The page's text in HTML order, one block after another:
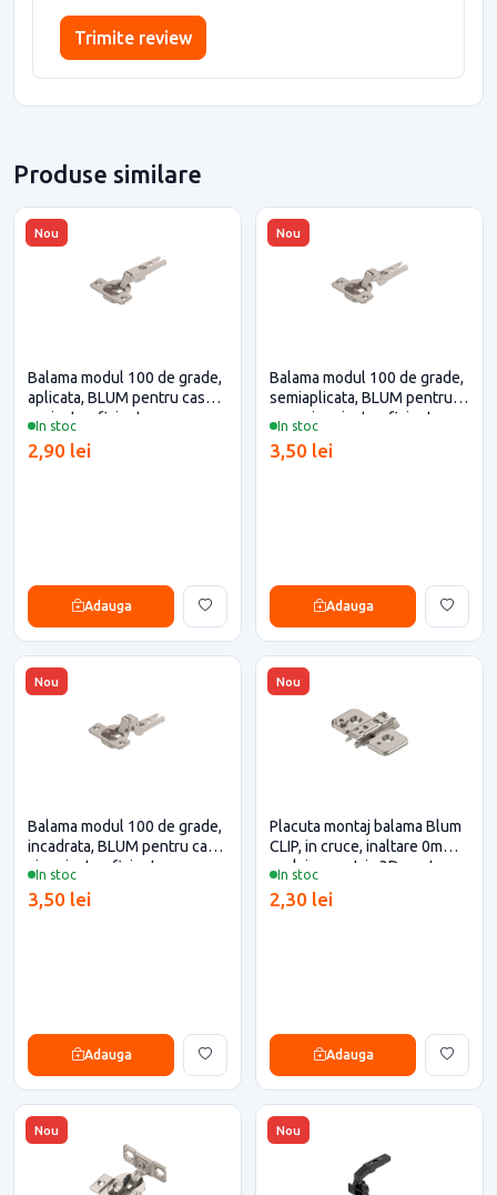
Trimite review
Produse similare
Nou
In stoc
Balama modul 100 de grade,
aplicata, BLUM pentru casa si
proiecte eficiente
2,90 lei
Adauga
Nou
In stoc
Balama modul 100 de grade,
semiaplicata, BLUM pentru
casa si proiecte eficiente
3,50 lei
Adauga
Nou
In stoc
Balama modul 100 de grade,
incadrata, BLUM pentru casa
si proiecte eficiente
3,50 lei
Adauga
Nou
In stoc
Placuta montaj balama Blum
CLIP, in cruce, inaltare 0mm,
reglaj excentric 3D pentru
2,30 lei
Adauga
Nou Nou